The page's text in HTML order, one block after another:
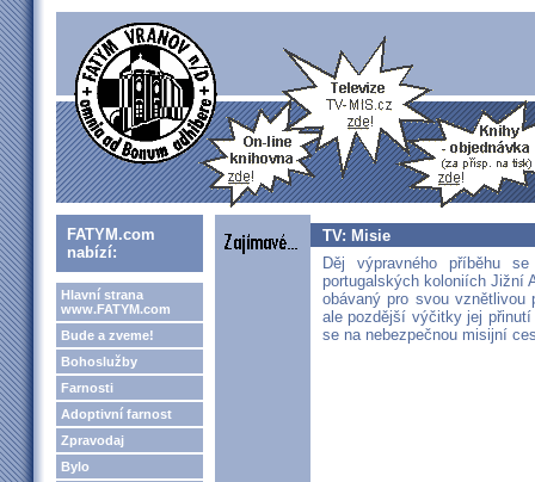
FATYM.com
nabízí:
Hlavní strana
www.FATYM.com
Bude a zveme!
Bohoslužby
Farnosti
Adoptivní farnost
Zpravodaj
Bylo
TV: Misie
Děj výpravného příběhu
portugalských koloniích Jižní
obávaný pro svou vznětlivou
ale pozdější výčitky jej
se na nebezpečnou misijní